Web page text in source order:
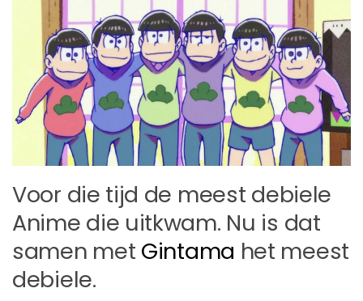
Voor die tijd de meest debiele
Anime die uitkwam. Nu is dat
samen met Gintama het meest
debiele.